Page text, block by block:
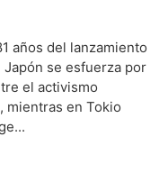
años del lanzamiento
Japón se esfuerza por
el activismo
mientras en Tokio